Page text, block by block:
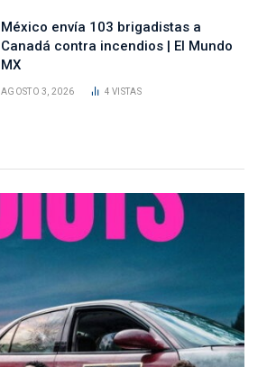
México envía 103 brigadistas a
Canadá contra incendios | El Mundo
MX
AGOSTO 3, 2026 4VISTAS